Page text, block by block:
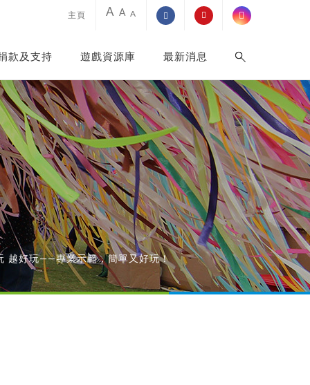
主頁 A A A
款及支持 遊戲資源庫 最新消息
越好玩——專業示範，簡單又好玩！